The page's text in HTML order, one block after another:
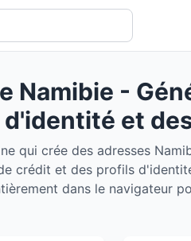
Namibie -
et
qui crée des adresses
crédit et des profils
dans le navigateur